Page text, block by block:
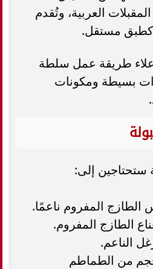
العربية، وتُقدم
كطبق مستقل.
طريقة عمل سلطة
بسيطة ومكونات
ستحتاجين إلى:
الطازج المفروم ناعمًا.
الطازج المفروم.
الناعم.
من الطماطم